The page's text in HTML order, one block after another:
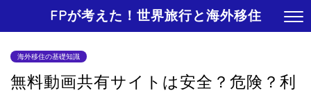
FPが考えた！世界旅行と海外移住
海外移住の基礎知識
無料動画共有サイトは安全？危険？利